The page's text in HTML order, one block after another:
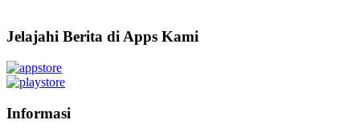
Jelajahi Berita di Apps Kami
Informasi